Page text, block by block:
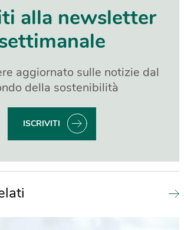
alla newsletter
aggiornato sulle notizie dal
della sostenibilità
ISCRIVITI